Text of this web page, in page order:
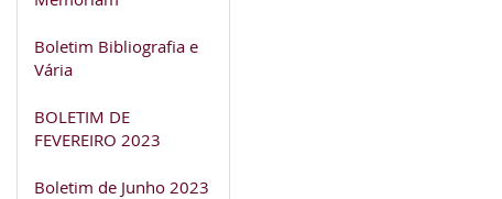
Boletim Bibliografia e
Vária
BOLETIM DE
FEVEREIRO 2023
Boletim de Junho 2023